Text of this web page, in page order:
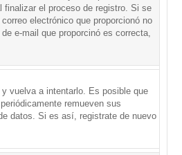
finalizar el proceso de registro. Si se
electrónico que proporcionó no
e-mail que proporcinó es correcta,
vuelva a intentarlo. Es posible que
remueven sus
datos. Si es así, registrate de nuevo